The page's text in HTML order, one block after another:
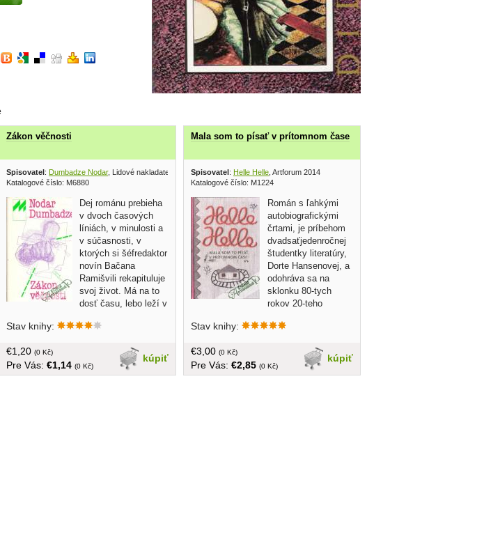
Zákon věčnosti
Spisovatel: Dumbadze Nodar, Lidové nakladatelství 1982
Katalogové číslo: M6880
Dej románu prebieha
v dvoch časových
líniách, v minulosti a
v súčasnosti, v
ktorých si šéfredaktor
novín Bačana
Ramišvili rekapituluje
svoj život. Má na to
dosť času, lebo leží v
infarktu... tvrdá väzba s obalom ,
Stav knihy:
kúpiť
€1,20 (0 Kč)
Pre Vás: €1,14 (0 Kč)
Mala som to písať v prítomnom čase
Spisovatel: Helle Helle , Artforum 2014
Katalogové číslo: M1224
Román s ľahkými
autobiografickými
črtami, je príbehom
dvadsaťjedenročnej
študentky literatúry,
Dorte Hansenovej, a
odohráva sa na
sklonku 80-tych
rokov 20-teho
provinciou, kde prechodne obýva
študuje na univerzite, či skôr sa tak
tvári... tvrdá väzba, 125 strán
Stav knihy:
kúpiť
€3,00 (0 Kč)
Pre Vás: €2,85 (0 Kč)